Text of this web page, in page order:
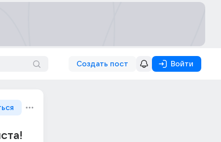
Создать пост Войти